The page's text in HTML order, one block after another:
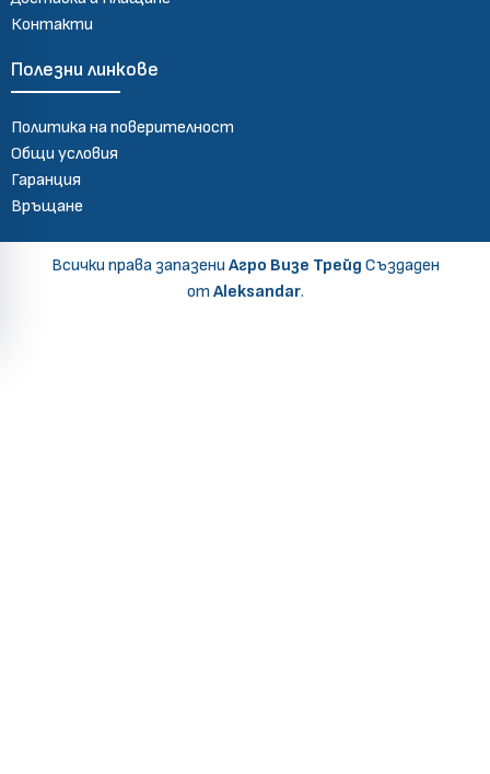
Контакти
Полезни линкове
Политика на поверителност
Общи условия
Гаранция
Връщане
Всички права запазениАгро Визе Трейд Създаден
от Aleksandar.